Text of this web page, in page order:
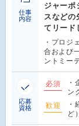
仕事
内容
ジャーポ
スなどの
てリード
・プロジ
合および
ントミー
応募
資格
必須
・
ン
歓迎
・
ど